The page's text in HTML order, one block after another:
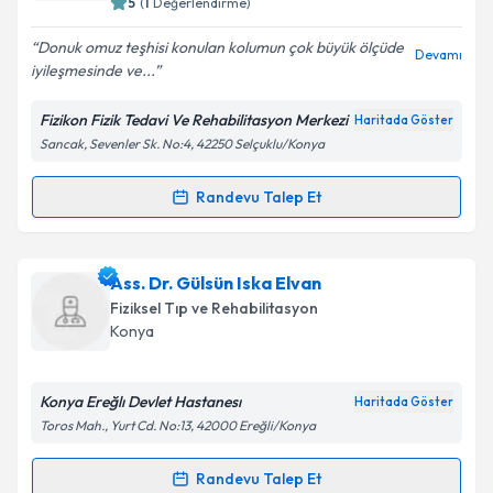
Kişisel verilerimin işlenmesine ilişkin Aydınlatma
Metni'ni okudum ve kişisel verilerimin belirtilen
kapsamda işlenmesini kabul ediyorum.
Donuk omuz teşhisi konulan kolumun çok büyük ölçüde
iyileşmesinde ve...
Devamı
Fizikon Fizik Tedavi Ve Rehabilitasyon Merkezi Haritada Göster
Sancak, Sevenler Sk. No:4, 42250 Selçuklu/Konya
Randevu Talep Et
Randevu Takvimi Talebi
Dr. Erhan Akıllıoğluiçin randevu takvimi talebi
oluşturun. Size bu uzmandan randevu almanız için bir
takvim hazırlandığında e-posta ile bilgilendireceğiz.
Kişisel verilerimin işlenmesine ilişkin
Ass. Dr. Gülsün Iska Elvan
Fiziksel Tıp ve Rehabilitasyon
Konya
Konya Ereğlı Devlet Hastanesı Haritada Göster
Toros Mah., Yurt Cd. No:13, 42000 Ereğli/Konya
Randevu Talep Et